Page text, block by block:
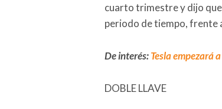
cuarto trimestre y dijo
periodo de tiempo, frente
De interés:Tesla empezará
DOBLE LLAVE